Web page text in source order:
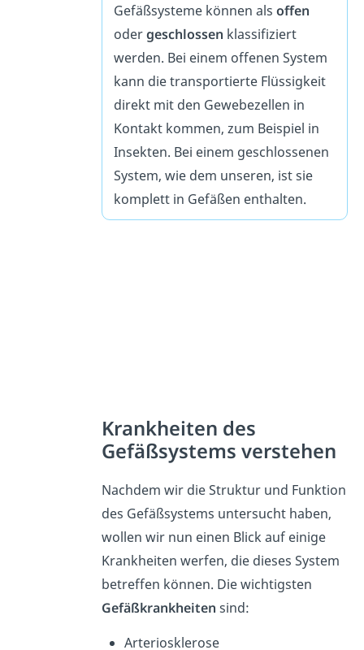
Gefäßsysteme können als offen
odergeschlossen klassifiziert
werden. Bei einem offenen System
kann die transportierte Flüssigkeit
direkt mit den Gewebezellen in
Kontakt kommen, zum Beispiel in
Insekten. Bei einem geschlossenen
System, wie dem unseren, ist sie
komplett in Gefäßen enthalten.
Krankheiten des
Gefäßsystems verstehen
Nachdem wir die Struktur und Funktion
des Gefäßsystems untersucht haben,
wollen wir nun einen Blick auf einige
Krankheiten werfen, die dieses System
betreffen können. Die wichtigsten
Gefäßkrankheiten sind:
Arteriosklerose